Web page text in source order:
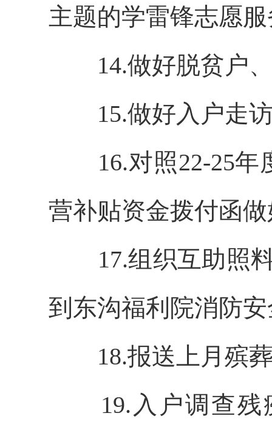
主题的学雷锋志愿
14.做好脱贫户
15.做好入户走
16.对照22-25
营补贴资金拨付函
17.组织互助照
到东沟福利院消防
18.报送上月殡
19.入户调查